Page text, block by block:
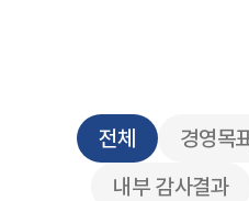
전체 경영목
내부 감사결과